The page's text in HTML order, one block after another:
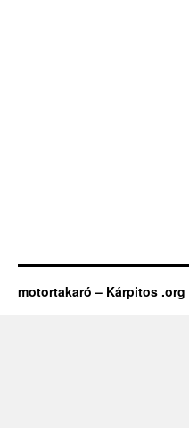
motortakaró – Kárpitos .org